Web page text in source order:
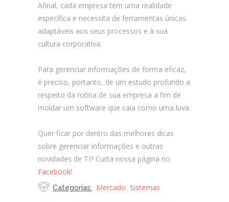
Afinal, cada empresa tem uma realidade
específica e necessita de ferramentas únicas
adaptáveis aos seus processos e à sua
cultura corporativa.
Para gerenciar informações de forma eficaz,
é preciso, portanto, de um estudo profundo a
respeito da rotina de sua empresa a fim de
moldar um software que caia como uma luva.
Quer ficar por dentro das melhores dicas
sobre gerenciar informações e outras
novidades de TI? Curta nossa página no
Facebook!
Categorias: Mercado Sistemas